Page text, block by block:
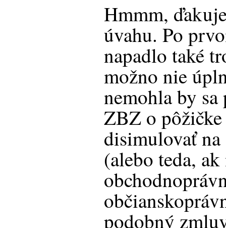
Hmmm,
úvahu. Po
napadlo také
možno nie
nemohla by
ZBZ o
disimulovať
(alebo teda,
podobný